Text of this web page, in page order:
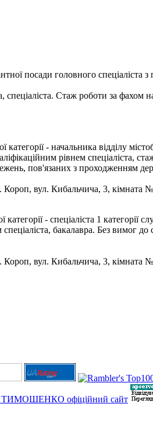
посади головного спеціаліста з
Стаж роботи за фахом
- начальника відділу
рівнем спеціаліста,
пов'язаних з проходженням
Короп, вул. Кибальчича, 3, кімната
- спеціаліста 1 категорії
бакалавра. Без вимог до
Короп, вул. Кибальчича, 3, кімната